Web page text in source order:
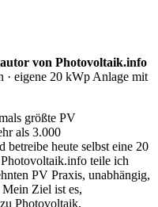
von Photovoltaik.info
· eigene 20 kWp Anlage mit
größte PV
als 3.000
betreibe heute selbst eine 20
teile ich
PV Praxis, unabhängig,
Ziel ist es,
Photovoltaik,